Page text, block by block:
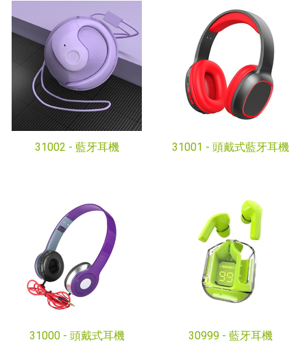
31002 - 藍牙耳機 31001 - 頭戴式藍牙耳機
31000 - 頭戴式耳機 30999 - 藍牙耳機